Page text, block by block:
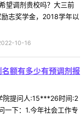
望调剂贵校吗？大三前
志奖学金，2018学年以
10-16
额有多少有预调剂报
院提问人:15***26时间:2
下：1.今年社会工作专